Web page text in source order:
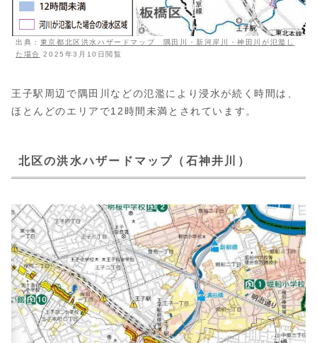
出典： 東京都北区洪水ハザードマップ 隅田川・新河岸川・神田川が氾濫し
た場合
2025年3月10日閲覧
王子駅周辺で隅田川などの氾濫により浸水が続く時間は、
ほとんどのエリアで12時間未満とされています。
北区の洪水ハザードマップ（石神井川）